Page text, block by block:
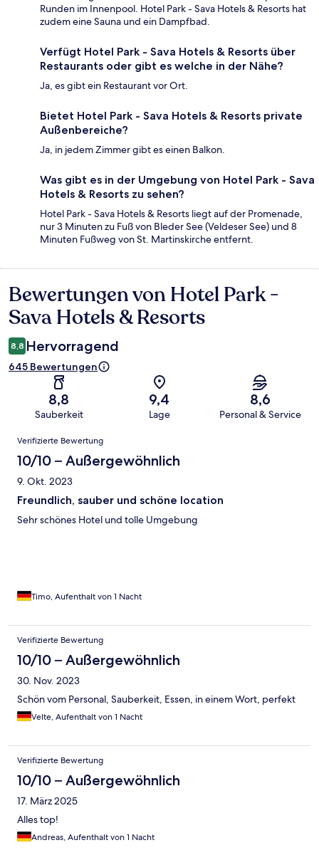
Runden im Innenpool. Hotel Park - Sava Hotels & Resorts hat
zudem eine Sauna und ein Dampfbad.
Verfügt Hotel Park - Sava Hotels & Resorts über
Restaurants oder gibt es welche in der Nähe?
Ja, es gibt ein Restaurant vor Ort.
Bietet Hotel Park - Sava Hotels & Resorts private
Außenbereiche?
Ja, in jedem Zimmer gibt es einen Balkon.
Was gibt es in der Umgebung von Hotel Park - Sava
Hotels & Resorts zu sehen?
Hotel Park - Sava Hotels & Resorts liegt auf der Promenade,
nur 3 Minuten zu Fuß von Bleder See (Veldeser See) und 8
Minuten Fußweg von St. Martinskirche entfernt.
Bewertungen
Bewertungen von Hotel Park -
Sava Hotels & Resorts
8,8 Hervorragend
645 Bewertungen
8,8
Sauberkeit
9,4
Lage
8,6
Personal & Service
Bewertungen
Verifizierte Bewertung
10/10 – Außergewöhnlich
9. Okt. 2023
Freundlich, sauber und schöne location
Sehr schönes Hotel und tolle Umgebung
Timo, Aufenthalt von 1 Nacht
Verifizierte Bewertung
10/10 – Außergewöhnlich
30. Nov. 2023
Schön vom Personal, Sauberkeit, Essen, in einem Wort, perfekt
Velte, Aufenthalt von 1 Nacht
Verifizierte Bewertung
10/10 – Außergewöhnlich
17. März 2025
Alles top!
Andreas, Aufenthalt von 1 Nacht